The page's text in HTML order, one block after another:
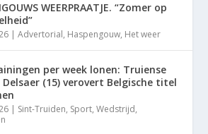
WEERPRAATJE. “Zomer op
|Advertorial, Haspengouw, Het weer
per week lonen: Truiense
Delsaer (15) verovert Belgische titel
| Sint-Truiden, Sport,Wedstrijd,